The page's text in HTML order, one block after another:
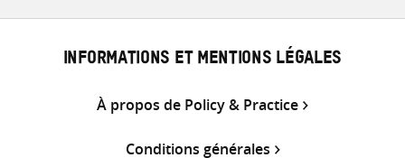
INFORMATIONS ET MENTIONS LÉGALES
À propos de Policy & Practice
Conditions générales